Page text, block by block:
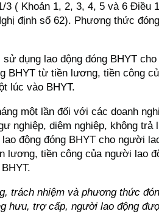
3 ( Khoản 1, 2, 3, 4, 5 và 6 Điều
định số 62). Phương thức
dụng lao động đóng BHYT
BHYT từ tiền lương, tiền công
lúc vào BHYT.
một lần đối với các doanh
nghiệp, diêm nghiệp, không trả
động đóng BHYT cho người
lương, tiền công của người lao
trách nhiệm và phương thức
hưu, trợ cấp, người lao động